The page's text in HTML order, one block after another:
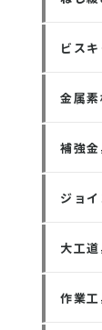
ビス
金属素
補強金
ジョ
大工
作業工